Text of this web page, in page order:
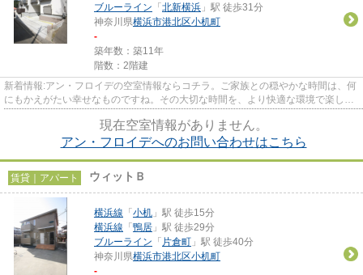
ブルーライン 「 北新横浜 」駅 徒歩31分
神奈川県横浜市港北区小机町
-
築年数：築11年
階数：2階建
新着情報:アン・フロイデの空室情報ならコチラ。ご家族との穏やかな時間は、何
にもかえがたい幸せなものですね。その大切な時間を、より快適な環境で楽しみ
現在空室情報がありません。
アン・フロイデへのお問い合わせはこちら
賃貸｜アパート ウィットＢ
横浜線 「 小机 」駅 徒歩15分
横浜線 「 鴨居 」駅 徒歩29分
ブルーライン 「 片倉町 」駅 徒歩40分
神奈川県横浜市港北区小机町
-